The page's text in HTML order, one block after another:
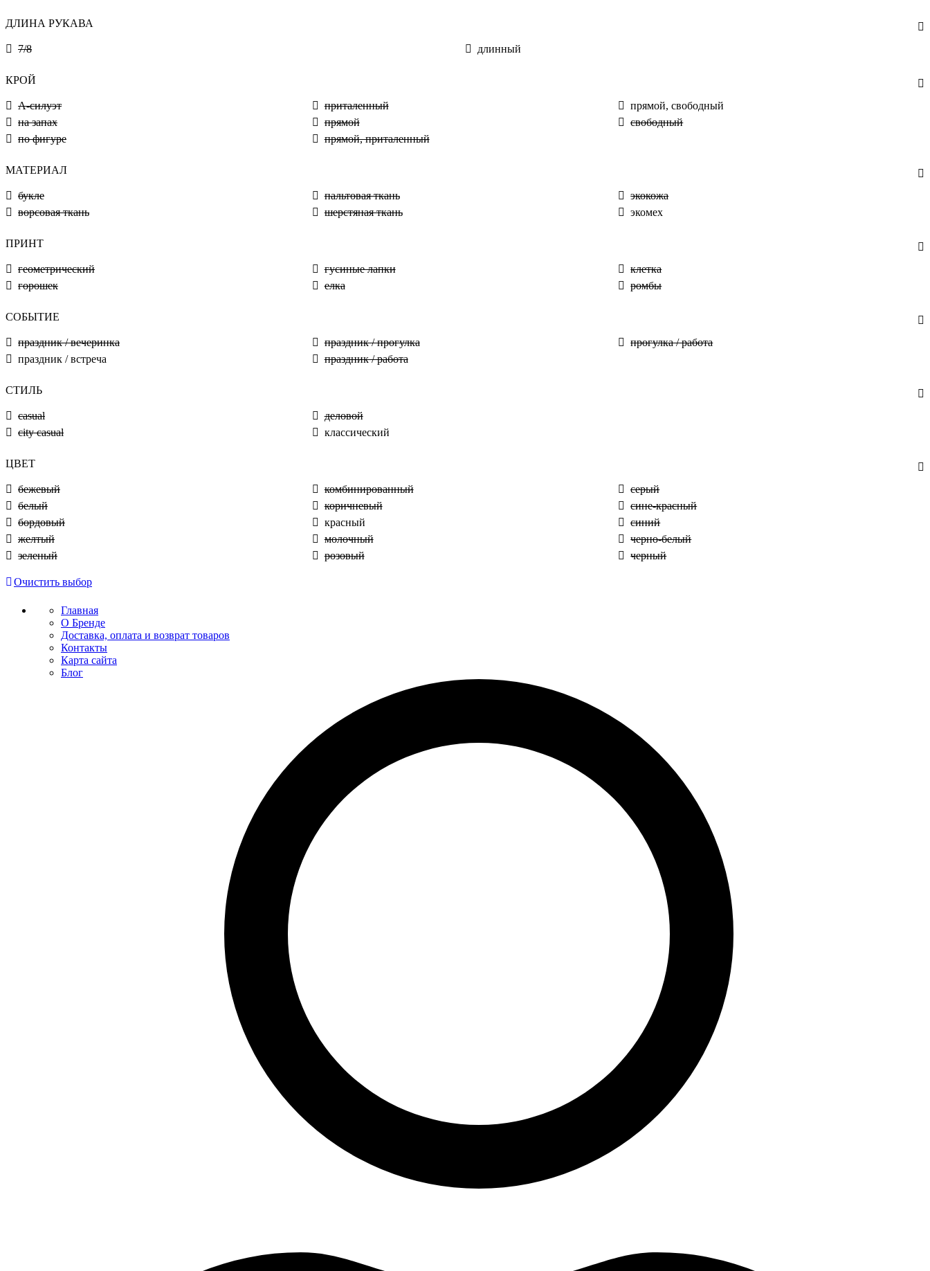
ДЛИНА РУКАВА
7/8 длинный
КРОЙ
А-силуэт
на запах
по фигуре
приталенный
прямой
прямой, приталенный
прямой, свободный
свободный
МАТЕРИАЛ
букле
ворсовая ткань
пальтовая ткань
шерстяная ткань
экокожа
экомех
ПРИНТ
геометрический
горошек
гусиные лапки
елка
клетка
ромбы
СОБЫТИЕ
праздник / вечеринка
праздник / встреча
праздник / прогулка
праздник / работа
прогулка / работа
СТИЛЬ
casual
city casual
деловой
классический
ЦВЕТ
бежевый
белый
бордовый
желтый
зеленый
комбинированный
коричневый
красный
молочный
розовый
серый
сине-красный
синий
черно-белый
черный
Очистить выбор
Главная
О Бренде
Доставка, оплата и возврат товаров
Контакты
Карта сайта
Блог